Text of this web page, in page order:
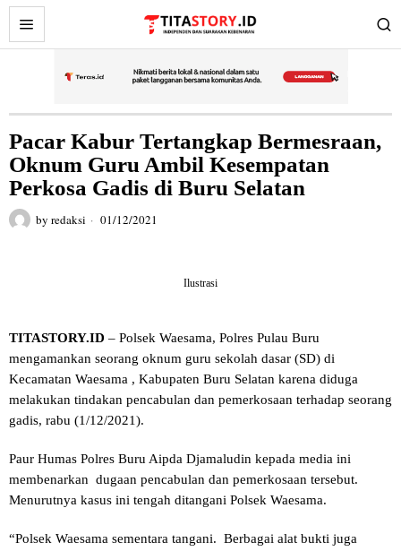
Pacar Kabur Tertangkap Bermesraan,
Oknum Guru Ambil Kesempatan
Perkosa Gadis di Buru Selatan
by redaksi 01/12/2021
Ilustrasi
TITASTORY.ID – Polsek Waesama, Polres Pulau Buru
mengamankan seorang oknum guru sekolah dasar (SD) di
Kecamatan Waesama , Kabupaten Buru Selatan karena diduga
melakukan tindakan pencabulan dan pemerkosaan terhadap seorang
gadis, rabu (1/12/2021).
Paur Humas Polres Buru Aipda Djamaludin kepada media ini
membenarkan dugaan pencabulan dan pemerkosaan tersebut.
Menurutnya kasus ini tengah ditangani Polsek Waesama.
“Polsek Waesama sementara tangani. Berbagai alat bukti juga